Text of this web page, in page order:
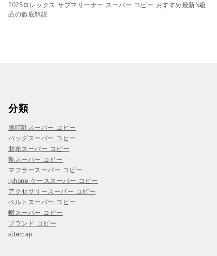
2025ロレックス サブマリーナー スーパー コピー おすすめ最新N級
品の徹底解説
分類
腕時計スーパー コピー
バッグスーパー コピー
財布スーパー コピー
靴スーパー コピー
マフラースーパー コピー
iphone ケーススーパー コピー
アクセサリースーパー コピー
ベルトスーパー コピー
帽スーパー コピー
ブランド コピー
sitemap